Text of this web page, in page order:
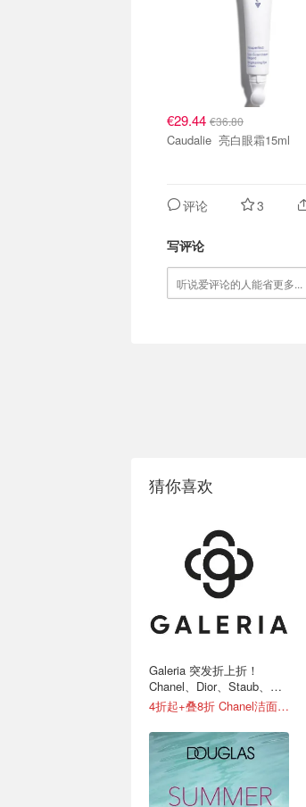
€29.44 €36.80
Caudalie 亮白眼霜15ml
评论 3
写评论
猜你喜欢
Galeria 突发折上折！
Chanel、Dior、Staub、黑
绷带
4折起+叠8折 Chanel洁面罕见€43